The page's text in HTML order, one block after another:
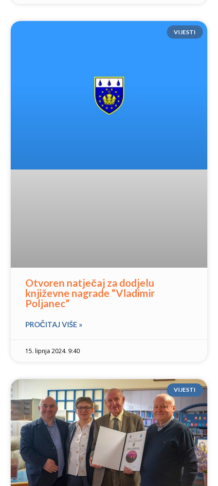
VIJESTI
Otvoren natječaj za dodjelu
književne nagrade “Vladimir
Poljanec”
PROČITAJ VIŠE »
15. lipnja 2024. 9:40
VIJESTI